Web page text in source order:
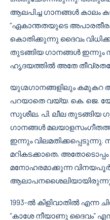
ആലപിച്ച ഗാനങ്ങൾ കാലം
“ഏകാന്തതയുടെ
കൊതിക്കുന്നു ദൈവം
തുടങ്ങിയ ഗാനങ്ങൾ ഇന്നും
ഹൃദയത്തിൽ അതേ
യുഗ്മഗാനങ്ങളിലും
പറയാതെ വയ്യ. കെ. ജെ.
സുശീല, പി. ലീല തുടങ്ങിയ
ഗാനങ്ങൾ
ഇന്നും
മറികടക്കാതെ, അതോടൊപ്പം
മനോഹരമാക്കുന്ന
ആലാപനശൈലിയായിരുന്നു
1993-ൽ കിളിവാതിൽ എന്ന
“കാശേ നീയാണു ദൈവം”